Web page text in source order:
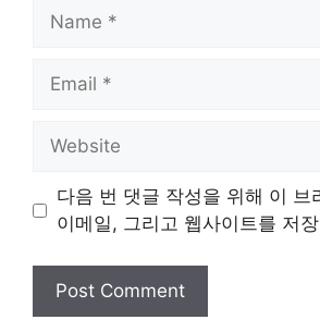
Name
Email
Website
다음 번 댓글 작성을 위해 이 브
이메일, 그리고 웹사이트를 저